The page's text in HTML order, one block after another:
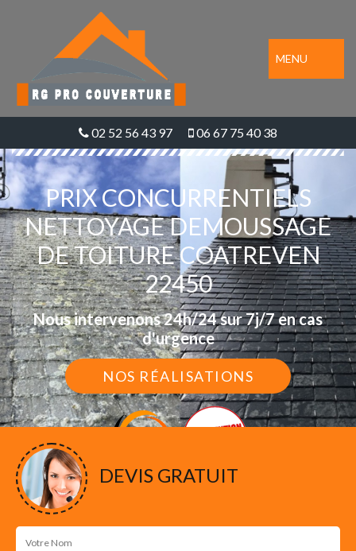
MENU
02 52 56 43 97 06 67 75 40 38
PRIX CONCURRENTIELS
NETTOYAGE DEMOUSSAGE
DE TOITURE COATREVEN
22450
Nous intervenons 24h/24 sur 7j/7 en cas
d'urgence
NOS RÉALISATIONS
DEVIS GRATUIT